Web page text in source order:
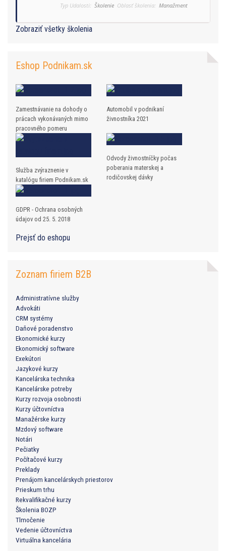
Typ Udalosti: Školenie Oblasť školenia: Manažment
Zobraziť všetky školenia
Eshop Podnikam.sk
Zamestnávanie na dohody o
prácach vykonávaných mimo
pracovného pomeru
Automobil v podnikaní
živnostníka 2021
Služba zvýraznenie v
katalógu firiem Podnikam.sk
Odvody živnostníčky počas
poberania materskej a
rodičovskej dávky
GDPR - Ochrana osobných
údajov od 25. 5. 2018
Prejsť do eshopu
Zoznam firiem B2B
Administratívne služby
Advokáti
CRM systémy
Daňové poradenstvo
Ekonomické kurzy
Ekonomický software
Exekútori
Jazykové kurzy
Kancelárska technika
Kancelárske potreby
Kurzy rozvoja osobnosti
Kurzy účtovníctva
Manažérske kurzy
Mzdový software
Notári
Pečiatky
Počítačové kurzy
Preklady
Prenájom kancelárskych priestorov
Prieskum trhu
Rekvalifikačné kurzy
Školenia BOZP
Tlmočenie
Vedenie účtovníctva
Virtuálna kancelária